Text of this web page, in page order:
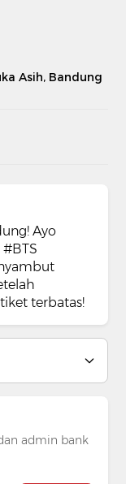
Asih, Bandung
Ayo
terbatas!
admin bank